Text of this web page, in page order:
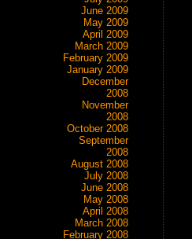
June 2009
May 2009
April 2009
March 2009
February 2009
January 2009
December
2008
November
2008
October 2008
September
2008
August 2008
July 2008
June 2008
May 2008
April 2008
March 2008
February 2008